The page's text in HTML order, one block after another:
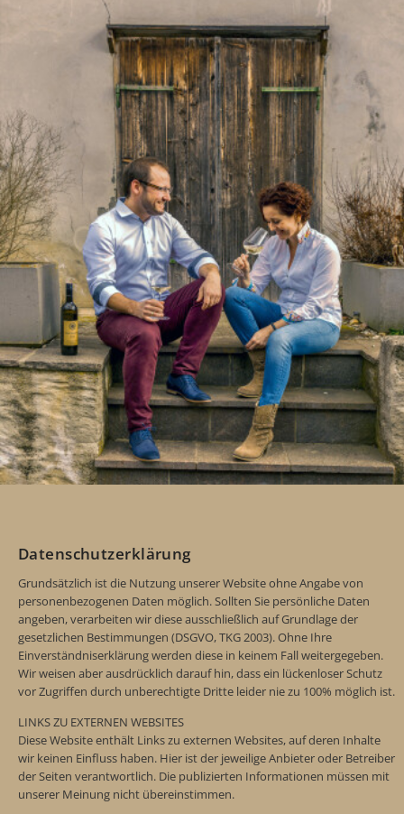
Datenschutzerklärung
Grundsätzlich ist die Nutzung unserer Website ohne Angabe von
personenbezogenen Daten möglich. Sollten Sie persönliche Daten
angeben, verarbeiten wir diese ausschließlich auf Grundlage der
gesetzlichen Bestimmungen (DSGVO, TKG 2003). Ohne Ihre
Einverständniserklärung werden diese in keinem Fall weitergegeben.
Wir weisen aber ausdrücklich darauf hin, dass ein lückenloser Schutz
vor Zugriffen durch unberechtigte Dritte leider nie zu 100% möglich ist.
LINKS ZU EXTERNEN WEBSITES
Diese Website enthält Links zu externen Websites, auf deren Inhalte
wir keinen Einfluss haben. Hier ist der jeweilige Anbieter oder Betreiber
der Seiten verantwortlich. Die publizierten Informationen müssen mit
unserer Meinung nicht übereinstimmen.